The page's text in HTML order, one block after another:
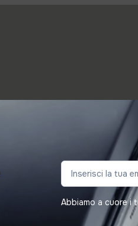
Abbiamo a cuore i